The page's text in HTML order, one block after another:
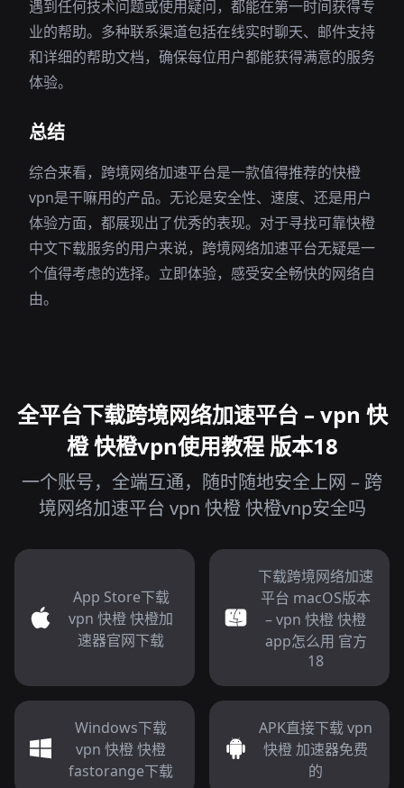
遇到任何技术问题或使用疑问，都能在第一时间获得专
业的帮助。多种联系渠道包括在线实时聊天、邮件支持
和详细的帮助文档，确保每位用户都能获得满意的服务
体验。
总结
综合来看，跨境网络加速平台是一款值得推荐的快橙
vpn是干嘛用的产品。无论是安全性、速度、还是用户
体验方面，都展现出了优秀的表现。对于寻找可靠快橙
中文下载服务的用户来说，跨境网络加速平台无疑是一
个值得考虑的选择。立即体验，感受安全畅快的网络自
由。
全平台下载跨境网络加速平台 – vpn 快
橙 快橙vpn使用教程 版本18
一个账号，全端互通，随时随地安全上网 – 跨
境网络加速平台 vpn 快橙 快橙vnp安全吗
App Store下载
vpn 快橙 快橙加
速器官网下载
下载跨境网络加速
平台 macOS版本
– vpn 快橙 快橙
app怎么用 官方
18
Windows下载
vpn 快橙 快橙
fastorange下载
APK直接下载 vpn
快橙 加速器免费
的